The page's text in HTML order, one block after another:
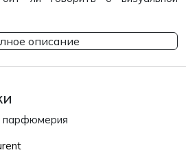
описание
парфюмерия